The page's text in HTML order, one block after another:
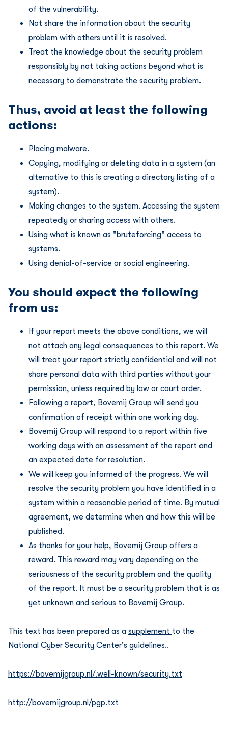
of the vulnerability.
Not share the information about the security
problem with others until it is resolved.
Treat the knowledge about the security problem
responsibly by not taking actions beyond what is
necessary to demonstrate the security problem.
Thus, avoid at least the following
actions:
Placing malware.
Copying, modifying or deleting data in a system (an
alternative to this is creating a directory listing of a
system).
Making changes to the system. Accessing the system
repeatedly or sharing access with others.
Using what is known as "bruteforcing" access to
systems.
Using denial-of-service or social engineering.
You should expect the following
from us:
If your report meets the above conditions, we will
not attach any legal consequences to this report. We
will treat your report strictly confidential and will not
share personal data with third parties without your
permission, unless required by law or court order.
Following a report, Bovemij Group will send you
confirmation of receipt within one working day.
Bovemij Group will respond to a report within five
working days with an assessment of the report and
an expected date for resolution.
We will keep you informed of the progress. We will
resolve the security problem you have identified in a
system within a reasonable period of time. By mutual
agreement, we determine when and how this will be
published.
As thanks for your help, Bovemij Group offers a
reward. This reward may vary depending on the
seriousness of the security problem and the quality
of the report. It must be a security problem that is as
yet unknown and serious to Bovemij Group.
This text has been prepared as a supplement to the
National Cyber Security Center's guidelines..
https://bovemijgroup.nl/.well-known/security.txt
http://bovemijgroup.nl/pgp.txt